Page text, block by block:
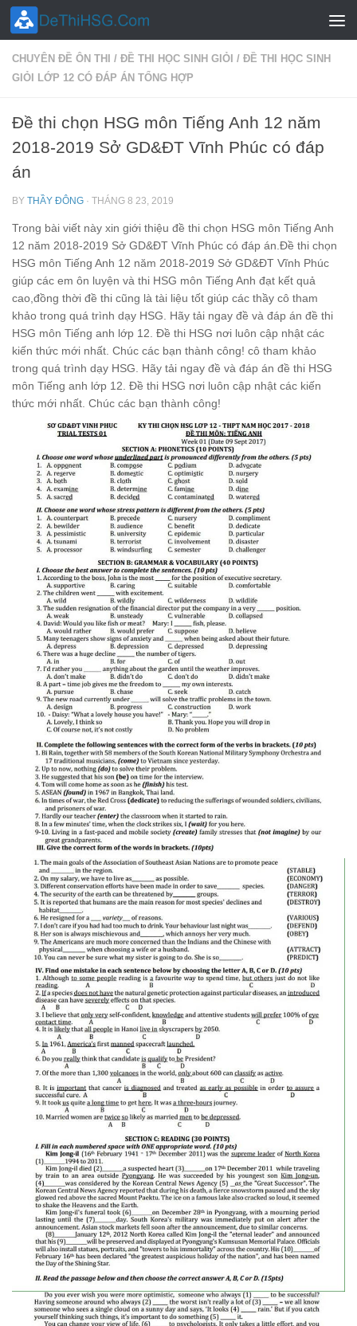
Skip to content
CHUYÊN ĐỀ ÔN THI / ĐỀ THI HỌC SINH GIỎI / ĐỀ THI HỌC SINH
GIỎI LỚP 12 CÓ ĐÁP ÁN TỔNG HỢP
Đề thi chọn HSG môn Tiếng Anh 12 năm
2018-2019 Sở GD&ĐT Vĩnh Phúc có đáp
án
BY THẦY ĐÔNG · THÁNG 8 23, 2019
Trong bài viết này xin giới thiệu đề thi chọn HSG môn Tiếng Anh
12 năm 2018-2019 Sở GD&ĐT Vĩnh Phúc có đáp án.Đề thi chọn
HSG môn Tiếng Anh 12 năm 2018-2019 Sở GD&ĐT Vĩnh Phúc
giúp các em ôn luyện và thi HSG môn Tiếng Anh đạt kết quả
cao,đồng thời đề thi cũng là tài liệu tốt giúp các thầy cô tham
khảo trong quá trình dạy HSG. Hãy tải ngay đề và đáp án đề thi
HSG môn Tiếng anh lớp 12. Đề thi HSG nơi luôn cập nhật các
kiến thức mới nhất. Chúc các bạn thành công! cô tham khảo
trong quá trình dạy HSG. Hãy tải ngay đề và đáp án đề thi HSG
môn Tiếng anh lớp 12. Đề thi HSG nơi luôn cập nhật các kiến
thức mới nhất. Chúc các bạn thành công!